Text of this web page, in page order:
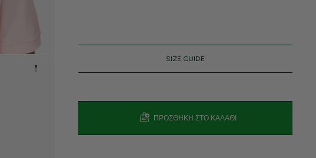
SIZE GUIDE
ΠΡΟΣΘΉΚΗ ΣΤΟ ΚΑΛΆΘΙ